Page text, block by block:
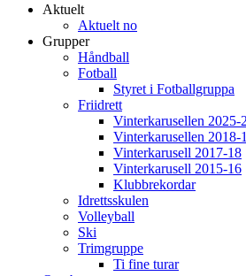
Aktuelt
Aktuelt no
Grupper
Håndball
Fotball
Styret i Fotballgruppa
Friidrett
Vinterkarusellen 2025-
Vinterkarusellen 2018-
Vinterkarusell 2017-18
Vinterkarusell 2015-16
Klubbrekordar
Idrettsskulen
Volleyball
Ski
Trimgruppe
Ti fine turar